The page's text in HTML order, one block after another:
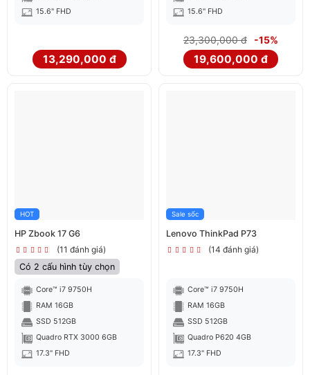
15.6" FHD
13,290,000 đ
15.6" FHD
23,300,000 đ -15%
19,600,000 đ
HOT
HP Zbook 17 G6
(11 đánh giá)
Có 2 cấu hình tùy chọn
Core™ i7 9750H
RAM 16GB
SSD 512GB
Quadro RTX 3000 6GB
17.3" FHD
Sale sốc
Lenovo ThinkPad P73
(14 đánh giá)
Core™ i7 9750H
RAM 16GB
SSD 512GB
Quadro P620 4GB
17.3" FHD